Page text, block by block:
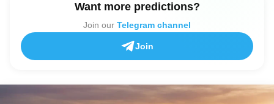
Want more predictions?
Join our Telegram channel
Join